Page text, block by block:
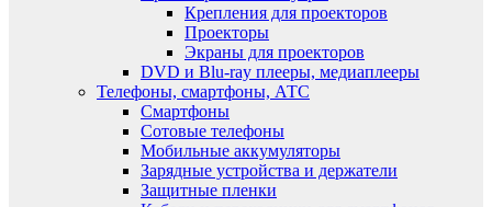
Крепления для проекторов
Проекторы
Экраны для проекторов
DVD и Blu-ray плееры, медиаплееры
Телефоны, смартфоны, АТС
Смартфоны
Сотовые телефоны
Мобильные аккумуляторы
Зарядные устройства и держатели
Защитные пленки